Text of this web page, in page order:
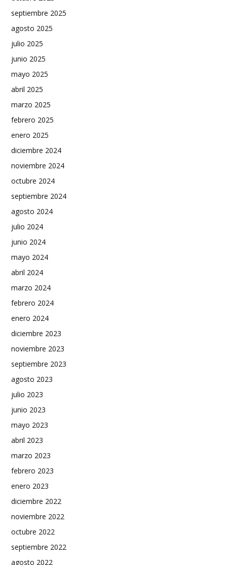
septiembre 2025
agosto 2025
julio 2025
junio 2025
mayo 2025
abril 2025
marzo 2025
febrero 2025
enero 2025
diciembre 2024
noviembre 2024
octubre 2024
septiembre 2024
agosto 2024
julio 2024
junio 2024
mayo 2024
abril 2024
marzo 2024
febrero 2024
enero 2024
diciembre 2023
noviembre 2023
septiembre 2023
agosto 2023
julio 2023
junio 2023
mayo 2023
abril 2023
marzo 2023
febrero 2023
enero 2023
diciembre 2022
noviembre 2022
octubre 2022
septiembre 2022
agosto 2022